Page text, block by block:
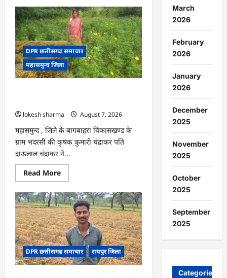
CG
:
15
अगस्त
को
जिले
में
आजादी
का
जश्न
साक्षरता
में
जाएगा
DPR छत्तीसगढ समाचार
महासमुन्द जिला
lokesh sharma
August 7, 2026
महासमुन्द , जिले के बागबाहरा विकासखण्ड के
ग्राम भदरसी की कृषक कुमारी चंद्राकर पति
दाऊलाल चंद्राकर ने...
Read MoreRead
more
CG
:
गेंदे
की
खेती
से
कुमारी
चंद्राकर
ने
बढ़ाई
अपनी
DPR छत्तीसगढ समाचार रायपुर जिला
March
2026
February
2026
January
2026
December
2025
November
2025
October
2025
September
2025
Categories